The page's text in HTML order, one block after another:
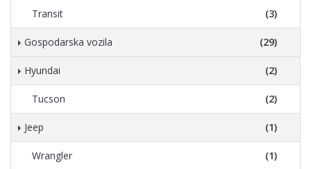
Transit (3)
Gospodarska vozila (29)
Hyundai (2)
Tucson (2)
Jeep (1)
Wrangler (1)